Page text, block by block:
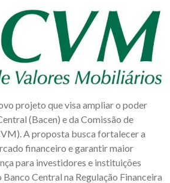
projeto que visa ampliar o poder
(Bacen) e da Comissão de
A proposta busca fortalecer a
financeiro e garantir maior
para investidores e instituições
Central na Regulação Financeira